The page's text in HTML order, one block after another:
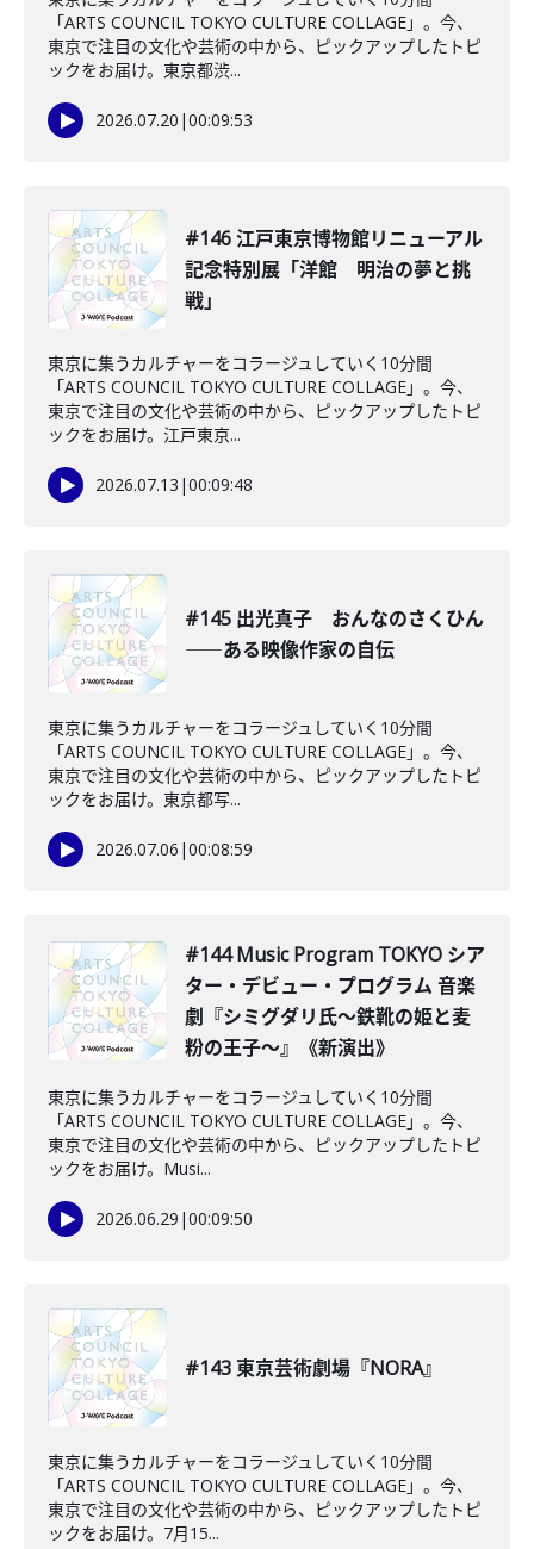
「ARTS COUNCIL TOKYO CULTURE COLLAGE」。今、
東京で注目の文化や芸術の中から、ピックアップしたトピ
ックをお届け。東京都渋...
2026.07.20 |00:09:53
#146 江戸東京博物館リニューアル
記念特別展「洋館 明治の夢と挑
戦」
東京に集うカルチャーをコラージュしていく10分間
「ARTS COUNCIL TOKYO CULTURE COLLAGE」。今、
東京で注目の文化や芸術の中から、ピックアップしたトピ
ックをお届け。江戸東京...
2026.07.13 |00:09:48
#145 出光真子 おんなのさくひん
――ある映像作家の自伝
東京に集うカルチャーをコラージュしていく10分間
「ARTS COUNCIL TOKYO CULTURE COLLAGE」。今、
東京で注目の文化や芸術の中から、ピックアップしたトピ
ックをお届け。東京都写...
2026.07.06 |00:08:59
#144 Music Program TOKYO シア
ター・デビュー・プログラム 音楽
劇『シミグダリ氏〜鉄靴の姫と麦
粉の王子〜』《新演出》
東京に集うカルチャーをコラージュしていく10分間
「ARTS COUNCIL TOKYO CULTURE COLLAGE」。今、
東京で注目の文化や芸術の中から、ピックアップしたトピ
ックをお届け。Musi...
2026.06.29 |00:09:50
#143 東京芸術劇場『NORA』
東京に集うカルチャーをコラージュしていく10分間
「ARTS COUNCIL TOKYO CULTURE COLLAGE」。今、
東京で注目の文化や芸術の中から、ピックアップしたトピ
ックをお届け。7月15...